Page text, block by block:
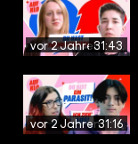
vor 2 Jahren31:43
vor 2 Jahren31:16